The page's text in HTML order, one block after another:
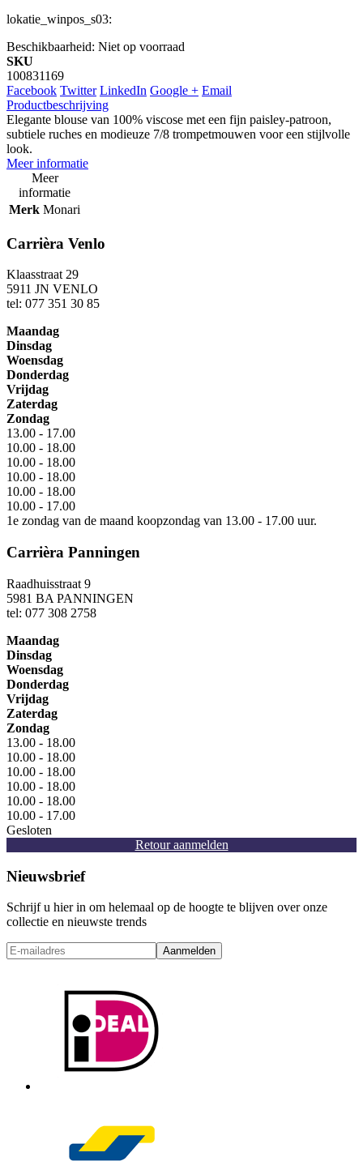
lokatie_winpos_s03:
Beschikbaarheid: Niet op voorraad
SKU
100831169
Facebook Twitter LinkedIn Google + Email
Productbeschrijving
Elegante blouse van 100% viscose met een fijn paisley-patroon,
subtiele ruches en modieuze 7/8 trompetmouwen voor een stijlvolle
look.
Meer informatie
Meer
informatie
Merk Monari
Carrièra Venlo
Klaasstraat 29
5911 JN VENLO
tel: 077 351 30 85
Maandag
Dinsdag
Woensdag
Donderdag
Vrijdag
Zaterdag
Zondag
13.00 - 17.00
10.00 - 18.00
10.00 - 18.00
10.00 - 18.00
10.00 - 18.00
10.00 - 17.00
1e zondag van de maand koopzondag van 13.00 - 17.00 uur.
Carrièra Panningen
Raadhuisstraat 9
5981 BA PANNINGEN
tel: 077 308 2758
Maandag
Dinsdag
Woensdag
Donderdag
Vrijdag
Zaterdag
Zondag
13.00 - 18.00
10.00 - 18.00
10.00 - 18.00
10.00 - 18.00
10.00 - 18.00
10.00 - 17.00
Gesloten
Retour aanmelden
Nieuwsbrief
Schrijf u hier in om helemaal op de hoogte te blijven over onze
collectie en nieuwste trends
Aanmelden